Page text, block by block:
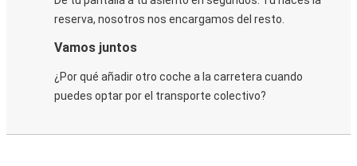
reserva, nosotros nos encargamos del resto.
Vamos juntos
¿Por qué añadir otro coche a la carretera cuando
puedes optar por el transporte colectivo?